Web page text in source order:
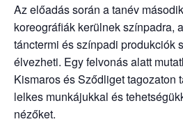
Az előadás során a tanév
koreográfiák kerülnek színpadra,
tánctermi és színpadi produkciók
élvezheti. Egy felvonás alatt
Kismaros és Sződliget tagozaton
lelkes munkájukkal és
nézőket.